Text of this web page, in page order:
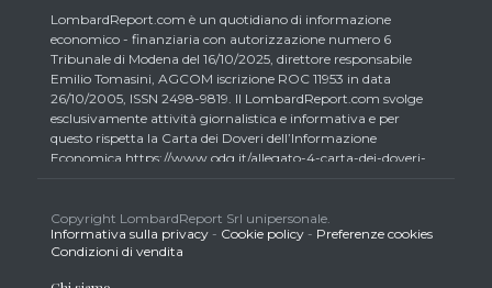
LombardReport.com è un quotidiano di informazione
economico - finanziaria con autorizzazione numero 6
Tribunale di Modena del 16/10/2025, direttore responsabile
Emilio Tomasini, AGCOM iscrizione ROC 11953 in data
26/10/2005, ISSN 2498-9819. Il LombardReport.com svolge
esclusivamente attività giornalistica e informativa e per
questo rispetta la Carta dei Doveri dell’Informazione
Economica https://www.odg.it/allegato-4-carta-dei-doveri-
essere consapevoli che i collaboratori di LombardReport.com
iscritti all’Ordine dei Giornalisti non possono detenere i titoli
oggetto dei loro articoli mentre i collaboratori non giornalisti
Copyright LombardReport Srl unipersonale.
Informativa sulla privacy - Cookie policy - Preferenze cookies
Condizioni di vendita